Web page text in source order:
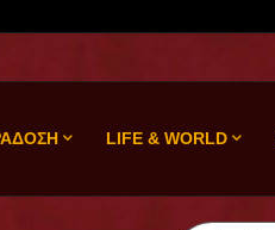
LIFE & WORLD